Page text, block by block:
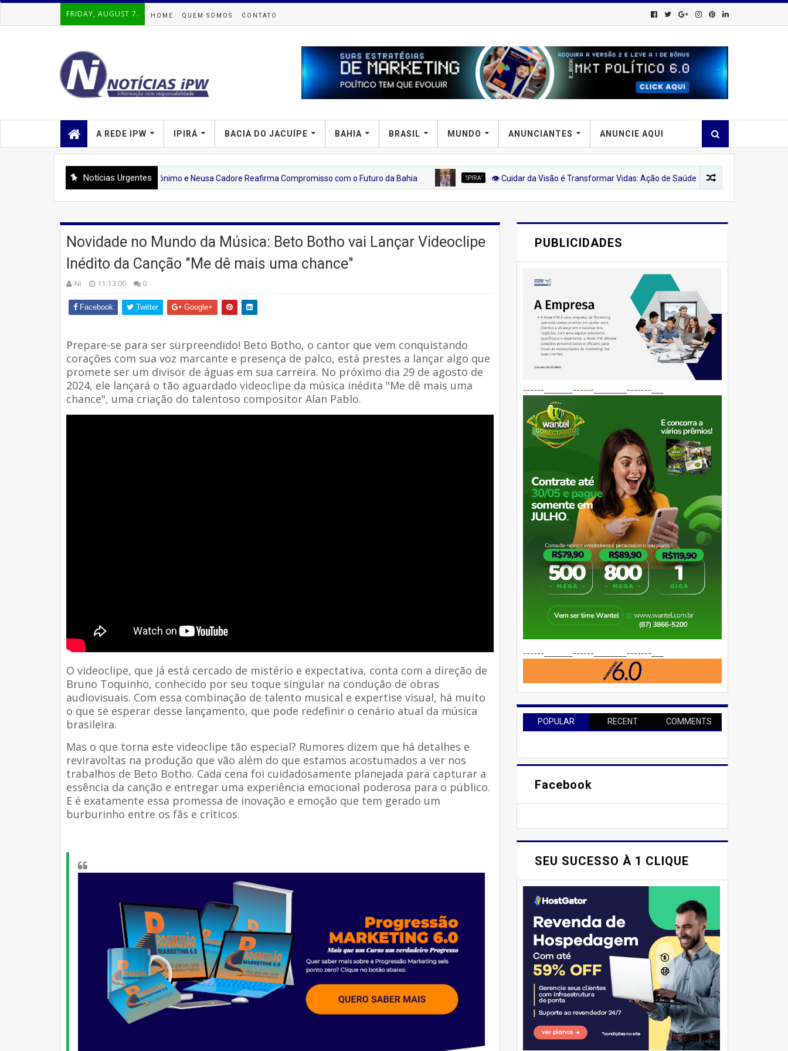
FRIDAY, AUGUST 7. HOME QUEM SOMOS CONTATO
A REDE IPW IPIRÁ BACIA DO JACUÍPE BAHIA BRASIL MUNDO ANUNCIANTES ANUNCIE AQUI
Notícias Urgentes
Projeto Liderado por Lula, Jerônimo e Neusa Cadore Reafirma Compromisso com o Futuro da Bahia 'IPIRA' 👁️ Cuidar da Visão é Transformar Vidas: Ação de Saúde Leva Atendimento Humanizado e
Novidade no Mundo da Música: Beto Botho vai Lançar Videoclipe
Inédito da Canção "Me dê mais uma chance"
Ni 11:13:00 0
Facebook Twitter Google+
Prepare-se para ser surpreendido! Beto Botho, o cantor que vem conquistando
corações com sua voz marcante e presença de palco, está prestes a lançar algo que
promete ser um divisor de águas em sua carreira. No próximo dia 29 de agosto de
2024, ele lançará o tão aguardado videoclipe da música inédita "Me dê mais uma
chance", uma criação do talentoso compositor Alan Pablo.
O videoclipe, que já está cercado de mistério e expectativa, conta com a direção de
Bruno Toquinho, conhecido por seu toque singular na condução de obras
audiovisuais. Com essa combinação de talento musical e expertise visual, há muito
o que se esperar desse lançamento, que pode redefinir o cenário atual da música
brasileira.
Mas o que torna este videoclipe tão especial? Rumores dizem que há detalhes e
reviravoltas na produção que vão além do que estamos acostumados a ver nos
trabalhos de Beto Botho. Cada cena foi cuidadosamente planejada para capturar a
essência da canção e entregar uma experiência emocional poderosa para o público.
E é exatamente essa promessa de inovação e emoção que tem gerado um
burburinho entre os fãs e críticos.
PUBLICIDADES
------_______------________-------___
------_______------________-------___
POPULAR RECENT COMMENTS
Facebook
SEU SUCESSO À 1 CLIQUE